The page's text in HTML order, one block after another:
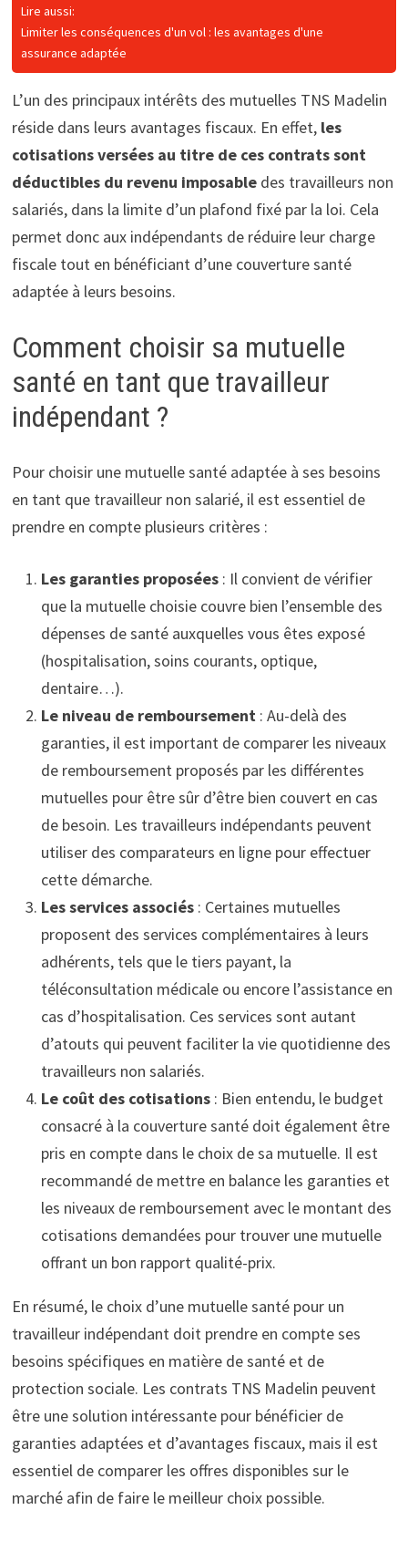
Lire aussi:
Limiter les conséquences d'un vol : les avantages d'une
assurance adaptée
L’un des principaux intérêts des mutuelles TNS Madelin
réside dans leurs avantages fiscaux. En effet, les
cotisations versées au titre de ces contrats sont
déductibles du revenu imposabledes travailleurs non
salariés, dans la limite d’un plafond fixé par la loi. Cela
permet donc aux indépendants de réduire leur charge
fiscale tout en bénéficiant d’une couverture santé
adaptée à leurs besoins.
Comment choisir sa mutuelle
santé en tant que travailleur
indépendant ?
Pour choisir une mutuelle santé adaptée à ses besoins
en tant que travailleur non salarié, il est essentiel de
prendre en compte plusieurs critères :
Les garanties proposées: Il convient de vérifier
que la mutuelle choisie couvre bien l’ensemble des
dépenses de santé auxquelles vous êtes exposé
(hospitalisation, soins courants, optique,
dentaire…).
Le niveau de remboursement : Au-delà des
garanties, il est important de comparer les niveaux
de remboursement proposés par les différentes
mutuelles pour être sûr d’être bien couvert en cas
de besoin. Les travailleurs indépendants peuvent
utiliser des comparateurs en ligne pour effectuer
cette démarche.
Les services associés: Certaines mutuelles
proposent des services complémentaires à leurs
adhérents, tels que le tiers payant, la
téléconsultation médicale ou encore l’assistance en
cas d’hospitalisation. Ces services sont autant
d’atouts qui peuvent faciliter la vie quotidienne des
travailleurs non salariés.
Le coût des cotisations: Bien entendu, le budget
consacré à la couverture santé doit également être
pris en compte dans le choix de sa mutuelle. Il est
recommandé de mettre en balance les garanties et
les niveaux de remboursement avec le montant des
cotisations demandées pour trouver une mutuelle
offrant un bon rapport qualité-prix.
En résumé, le choix d’une mutuelle santé pour un
travailleur indépendant doit prendre en compte ses
besoins spécifiques en matière de santé et de
protection sociale. Les contrats TNS Madelin peuvent
être une solution intéressante pour bénéficier de
garanties adaptées et d’avantages fiscaux, mais il est
essentiel de comparer les offres disponibles sur le
marché afin de faire le meilleur choix possible.